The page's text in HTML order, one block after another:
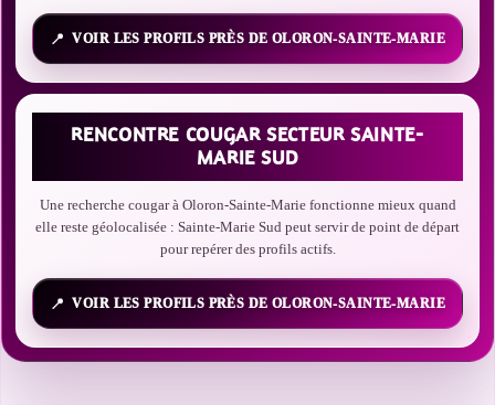
VOIR LES PROFILS PRÈS DE OLORON-SAINTE-MARIE
RENCONTRE COUGAR SECTEUR SAINTE-
MARIE SUD
Une recherche cougar à Oloron-Sainte-Marie fonctionne mieux quand
elle reste géolocalisée : Sainte-Marie Sud peut servir de point de départ
pour repérer des profils actifs.
VOIR LES PROFILS PRÈS DE OLORON-SAINTE-MARIE